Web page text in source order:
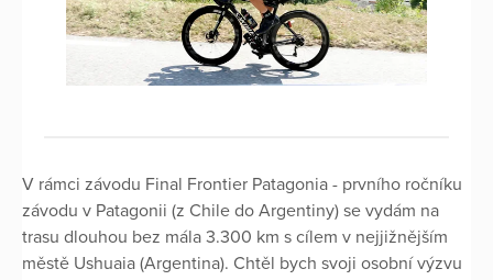
V rámci závodu Final Frontier Patagonia - prvního ročníku
závodu v Patagonii (z Chile do Argentiny) se vydám na
trasu dlouhou bez mála 3.300 km s cílem v nejjižnějším
městě Ushuaia (Argentina). Chtěl bych svoji osobní výzvu